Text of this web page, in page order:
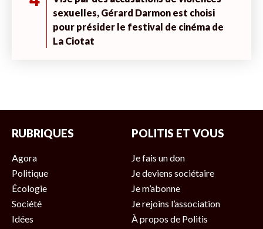
sexuelles, Gérard Darmon est choisi
pour présider le festival de cinéma de
La Ciotat
RUBRIQUES
Agora
Politique
Écologie
Société
Idées
POLITIS ET VOUS
Je fais un don
Je deviens sociétaire
Je m’abonne
Je rejoins l’association
À propos de Politis